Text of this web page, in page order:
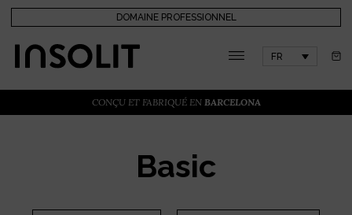
DOMAINE PROFESSIONNEL
FR
CONÇU ET FABRIQUÉ EN BARCELONA
Basic